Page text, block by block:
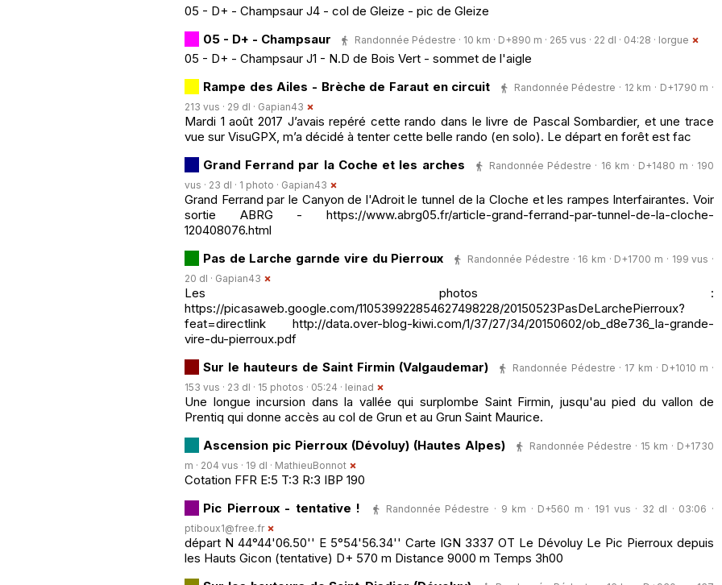
05 - D+ - Champsaur J4 - col de Gleize - pic de Gleize
05 - D+ - Champsaur
Randonnée Pédestre · 10 km · D+890 m · 265 vus · 22 dl · 04:28 · lorgue
05 - D+ - Champsaur J1 - N.D de Bois Vert - sommet de l'aigle
Rampe des Ailes - Brèche de Faraut en circuit
Randonnée Pédestre · 12 km · D+1790 m ·
213 vus · 29 dl · Gapian43
Mardi 1 août 2017 J’avais repéré cette rando dans le livre de Pascal Sombardier, et une trace
vue sur VisuGPX, m’a décidé à tenter cette belle rando (en solo). Le départ en forêt est fac
Grand Ferrand par la Coche et les arches
Randonnée Pédestre · 16 km · D+1480 m · 190
vus · 23 dl · 1 photo · Gapian43
Grand Ferrand par le Canyon de l'Adroit le tunnel de la Cloche et les rampes Interfairantes. Voir
sortie ABRG - https://www.abrg05.fr/article-grand-ferrand-par-tunnel-de-la-cloche-
120408076.html
Pas de Larche garnde vire du Pierroux
Randonnée Pédestre · 16 km · D+1700 m · 199 vus ·
20 dl · Gapian43
Les photos :
https://picasaweb.google.com/110539922854627498228/20150523PasDeLarchePierroux?
feat=directlink http://data.over-blog-kiwi.com/1/37/27/34/20150602/ob_d8e736_la-grande-
vire-du-pierroux.pdf
Sur le hauteurs de Saint Firmin (Valgaudemar)
Randonnée Pédestre · 17 km · D+1010 m ·
153 vus · 23 dl · 15 photos · 05:24 · leinad
Une longue incursion dans la vallée qui surplombe Saint Firmin, jusqu'au pied du vallon de
Prentiq qui donne accès au col de Grun et au Grun Saint Maurice.
Ascension pic Pierroux (Dévoluy) (Hautes Alpes)
Randonnée Pédestre · 15 km · D+1730
m · 204 vus · 19 dl · MathieuBonnot
Cotation FFR E:5 T:3 R:3 IBP 190
Pic Pierroux - tentative !
Randonnée Pédestre · 9 km · D+560 m · 191 vus · 32 dl · 03:06 ·
ptiboux1@free.fr
départ N 44°44'06.50'' E 5°54'56.34'' Carte IGN 3337 OT Le Dévoluy Le Pic Pierroux depuis
les Hauts Gicon (tentative) D+ 570 m Distance 9000 m Temps 3h00